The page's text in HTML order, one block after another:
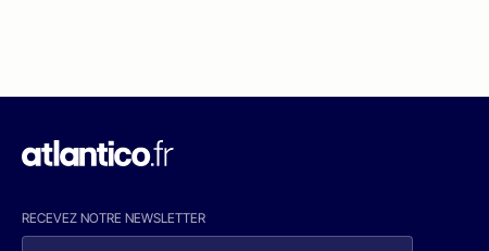
RECEVEZ NOTRE NEWSLETTER